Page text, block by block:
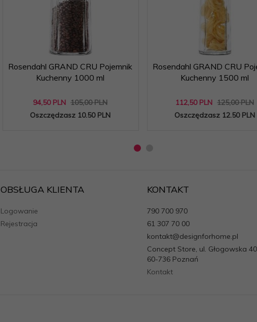
Rosendahl GRAND CRU Pojemnik
Kuchenny 1000 ml
94,50 PLN 105,00 PLN
Oszczędzasz 10.50 PLN
Rosendahl GRAND CRU
Kuchenny 1500 ml
112,50 PLN 125,00 PLN
Oszczędzasz 12.50 PLN
OBSŁUGA KLIENTA
Logowanie
Rejestracja
KONTAKT
790 700 970
61 307 70 00
kontakt@designforhome.pl
Concept Store, ul. Głogowska
60-736 Poznań
Kontakt